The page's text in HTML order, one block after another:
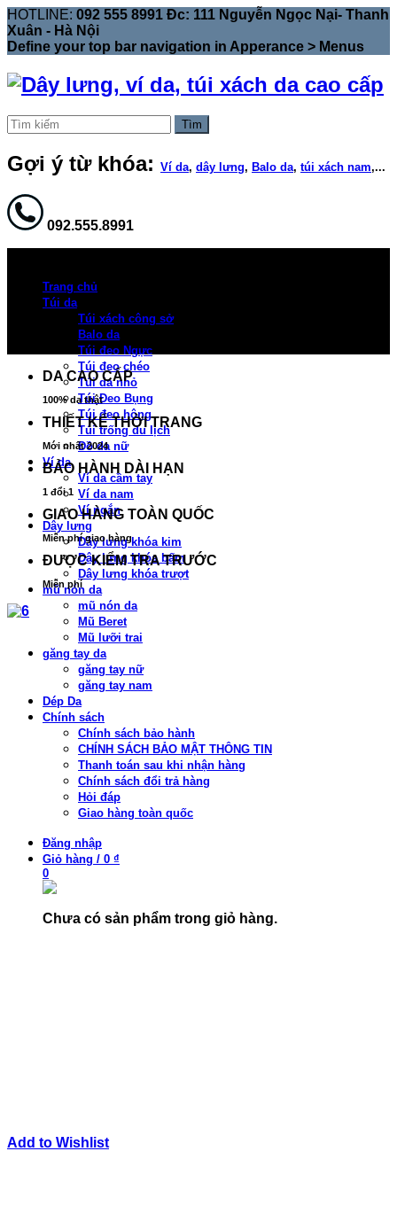
HOTLINE: 092 555 8991 Đc: 111 Nguyễn Ngọc Nại- Thanh
Xuân - Hà Nội
Define your top bar navigation in Apperance > Menus
Tìm
Gợi ý từ khóa: Ví da, dây lưng, Balo da, túi xách nam,...
092.555.8991
Trang chủ
Túi da
Túi xách công sở
Balo da
Túi đeo Ngực
Túi đeo chéo
Túi da nhỏ
Túi Đeo Bụng
Túi đeo hông
Túi trống du lịch
Đồ da nữ
Ví da
Ví da cầm tay
Ví da nam
Ví ngắn
Dây lưng
Dây lưng khóa kim
Dây lưng khóa bấm
Dây lưng khóa trượt
mũ nón da
mũ nón da
Mũ Beret
Mũ lưỡi trai
găng tay da
găng tay nữ
găng tay nam
Dép Da
Chính sách
Chính sách bảo hành
CHÍNH SÁCH BẢO MẬT THÔNG TIN
Thanh toán sau khi nhận hàng
Chính sách đổi trả hàng
Hỏi đáp
Giao hàng toàn quốc
Đăng nhập
Giỏ hàng / 0 ₫
0
Chưa có sản phẩm trong giỏ hàng.
DA CAO CẤP
100% da thật
THIẾT KẾ THỜI TRANG
Mới nhất 2024
BẢO HÀNH DÀI HẠN
1 đổi 1
GIAO HÀNG TOÀN QUỐC
Miễn phí giao hàng
ĐƯỢC KIỂM TRA TRƯỚC
Miễn phí
Add to Wishlist